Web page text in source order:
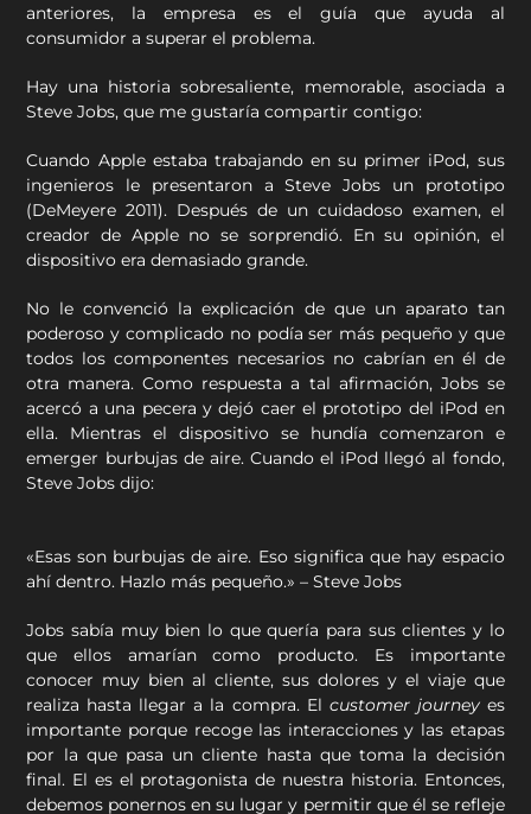
anteriores, la empresa es el guía que ayuda al
consumidor a superar el problema.
Hay una historia sobresaliente, memorable, asociada a
Steve Jobs, que me gustaría compartir contigo:
Cuando Apple estaba trabajando en su primer iPod, sus
ingenieros le presentaron a Steve Jobs un prototipo
(DeMeyere 2011). Después de un cuidadoso examen, el
creador de Apple no se sorprendió. En su opinión, el
dispositivo era demasiado grande.
No le convenció la explicación de que un aparato tan
poderoso y complicado no podía ser más pequeño y que
todos los componentes necesarios no cabrían en él de
otra manera. Como respuesta a tal afirmación, Jobs se
acercó a una pecera y dejó caer el prototipo del iPod en
ella. Mientras el dispositivo se hundía comenzaron e
emerger burbujas de aire. Cuando el iPod llegó al fondo,
Steve Jobs dijo:
«Esas son burbujas de aire. Eso significa que hay espacio
ahí dentro. Hazlo más pequeño.» – Steve Jobs
Jobs sabía muy bien lo que quería para sus clientes y lo
que ellos amarían como producto. Es importante
conocer muy bien al cliente, sus dolores y el viaje que
realiza hasta llegar a la compra. El customer journey es
importante porque recoge las interacciones y las etapas
por la que pasa un cliente hasta que toma la decisión
final. El es el protagonista de nuestra historia. Entonces,
debemos ponernos en su lugar y permitir que él se refleje